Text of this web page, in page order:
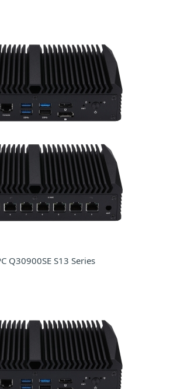
Q30900SE S13 Series